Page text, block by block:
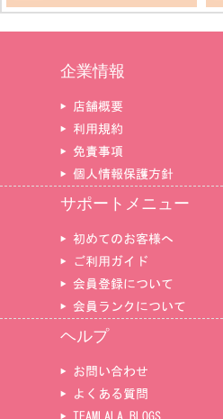
企業情報
▶ 店舗概要
▶ 利用規約
▶ 免責事項
▶ 個人情報保護方針
サポートメニュー
▶ 初めてのお客様へ
▶ ご利用ガイド
▶ 会員登録について
▶ 会員ランクについて
ヘルプ
▶ お問い合わせ
▶ よくある質問